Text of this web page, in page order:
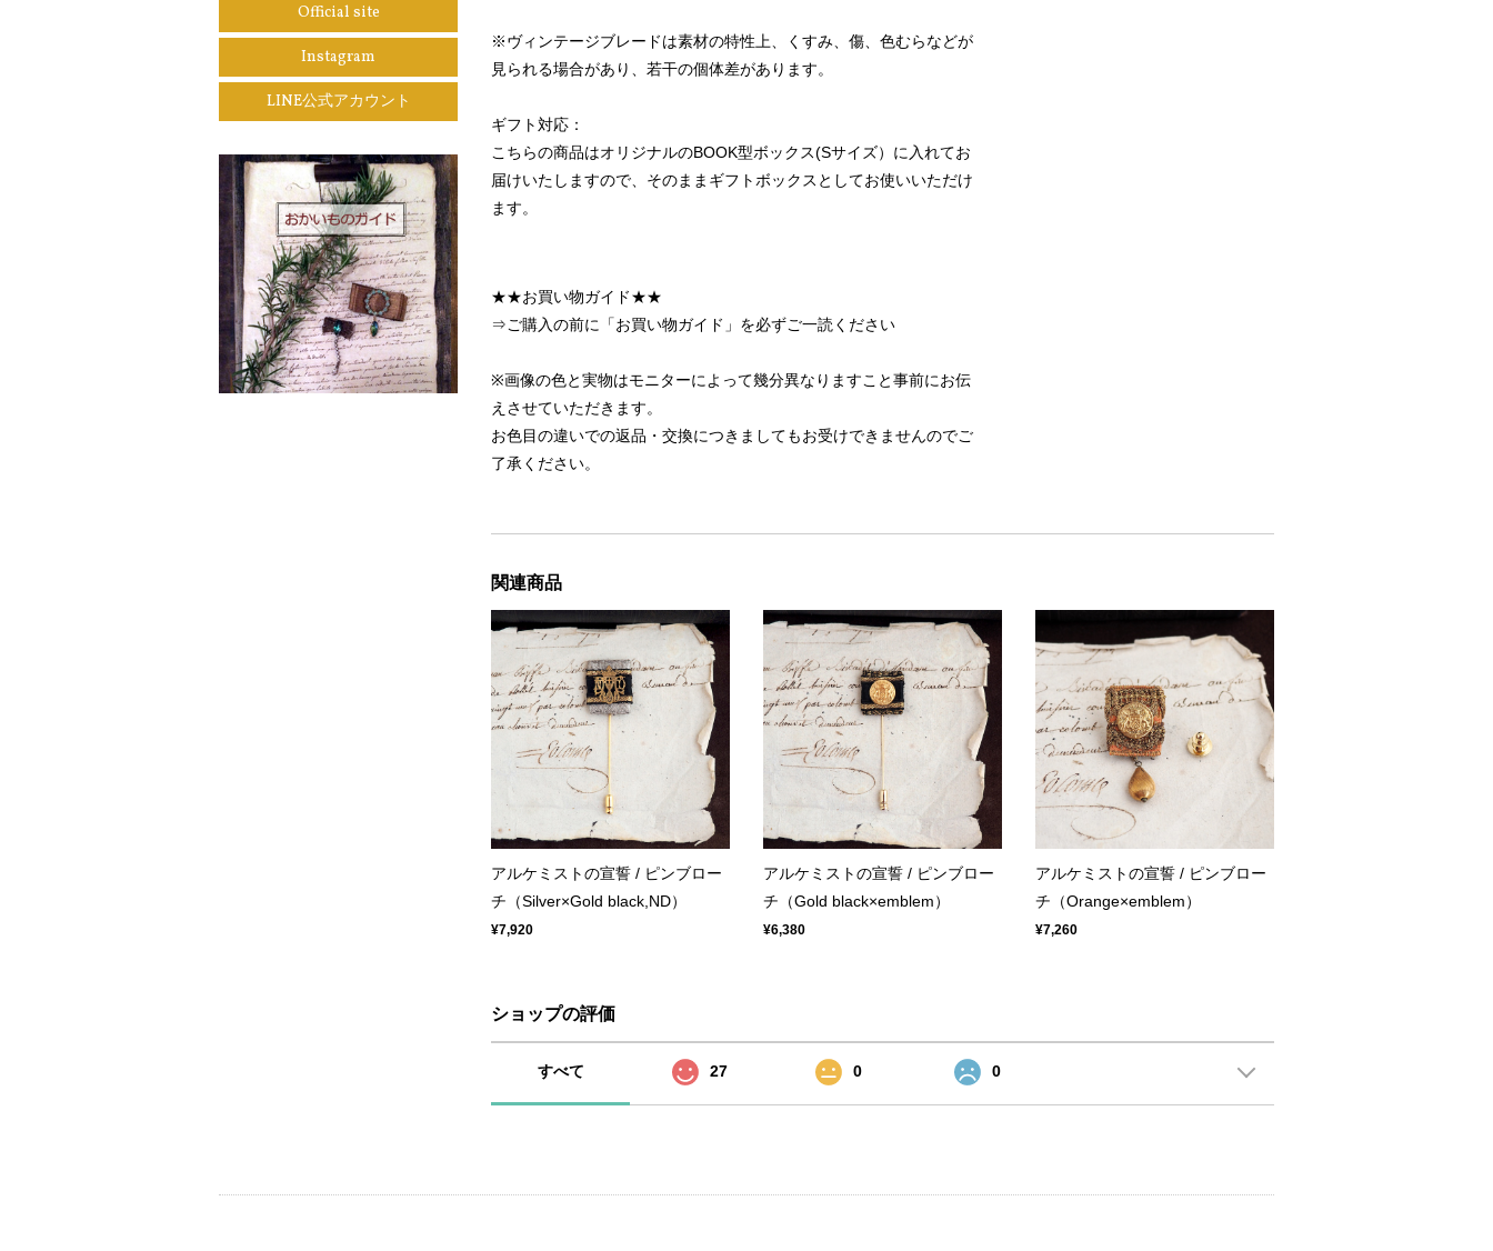
※ヴィンテージブレードは素材の特性上、くすみ、傷、色むらなどが
見られる場合があり、若干の個体差があります。
ギフト対応：
こちらの商品はオリジナルのBOOK型ボックス(Sサイズ）に入れてお
届けいたしますので、そのままギフトボックスとしてお使いいただけ
ます。
★★お買い物ガイド★★
⇒ご購入の前に「お買い物ガイド」を必ずご一読ください
※画像の色と実物はモニターによって幾分異なりますこと事前にお伝
えさせていただきます。
お色目の違いでの返品・交換につきましてもお受けできませんのでご
了承ください。
関連商品
アルケミストの宣誓 / ピンブロー
チ（Silver×Gold black,ND）
¥7,920
アルケミストの宣誓 / ピンブロー
チ（Gold black×emblem）
¥6,380
アルケミストの宣誓 / ピンブロー
チ（Orange×emblem）
¥7,260
ショップの評価
すべて 27 0 0
Official site
Instagram
LINE公式アカウント